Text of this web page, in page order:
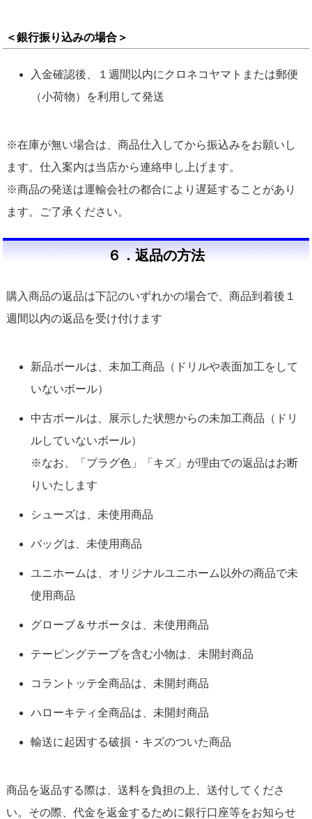
＜銀行振り込みの場合＞
入金確認後、１週間以内にクロネコヤマトまたは郵便
（小荷物）を利用して発送
※在庫が無い場合は、商品仕入してから振込みをお願いし
ます。仕入案内は当店から連絡申し上げます。
※商品の発送は運輸会社の都合により遅延することがあり
ます。ご了承ください。
６．返品の方法
購入商品の返品は下記のいずれかの場合で、商品到着後１
週間以内の返品を受け付けます
新品ボールは、未加工商品（ドリルや表面加工をして
いないボール）
中古ボールは、展示した状態からの未加工商品（ドリ
ルしていないボール）
※なお、「プラグ色」「キズ」が理由での返品はお断
りいたします
シューズは、未使用商品
バッグは、未使用商品
ユニホームは、オリジナルユニホーム以外の商品で未
使用商品
グローブ＆サポータは、未使用商品
テーピングテープを含む小物は、未開封商品
コラントッテ全商品は、未開封商品
ハローキティ全商品は、未開封商品
輸送に起因する破損・キズのついた商品
商品を返品する際は、送料を負担の上、送付してくださ
い。その際、代金を返金するために銀行口座等をお知らせ